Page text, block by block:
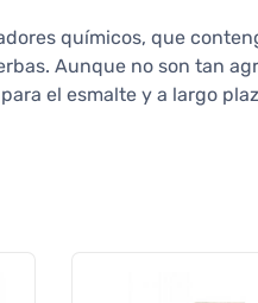
químicos, que
Aunque no son tan
el esmalte y a largo